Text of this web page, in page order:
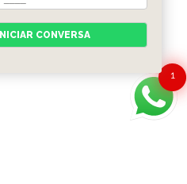
1
INICIAR CONVERSA